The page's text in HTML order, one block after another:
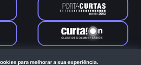
os direitos reservados. Feito com
para melhorar a sua experiência.